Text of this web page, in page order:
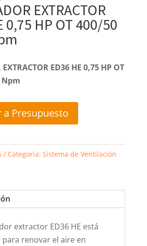
EXTRACTOR
0,75 HP OT 400/50
ED36 HE 0,75 HP OT
Npm
a Presupuesto
Categoría: Sistema de Ventilación
extractor ED36 HE está
para renovar el aire en